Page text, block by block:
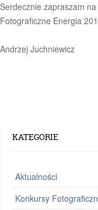
Serdecznie zapraszam
Fotograficzne Energia
Andrzej Juchniewicz
KATEGORIE
Aktualności
Konkursy